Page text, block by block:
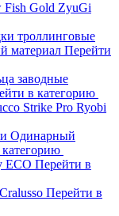
Fish Gold ZyuGi
троллинговые
материал Перейти
заводные
в категорию
Strike Pro Ryobi
Одинарный
ECO Перейти в
Cralusso Перейти в